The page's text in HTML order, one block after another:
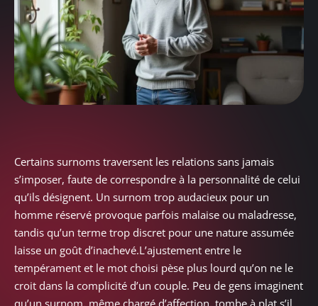
Certains surnoms traversent les relations sans jamais
s’imposer, faute de correspondre à la personnalité de celui
qu’ils désignent. Un surnom trop audacieux pour un
homme réservé provoque parfois malaise ou maladresse,
tandis qu’un terme trop discret pour une nature assumée
laisse un goût d’inachevé.L’ajustement entre le
tempérament et le mot choisi pèse plus lourd qu’on ne le
croit dans la complicité d’un couple. Peu de gens imaginent
qu’un surnom, même chargé d’affection, tombe à plat s’il